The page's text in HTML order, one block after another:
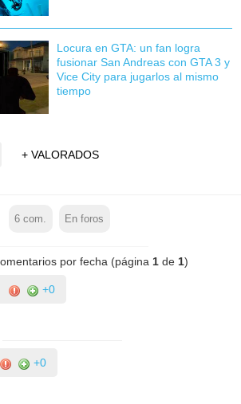
Locura en GTA: un fan logra
fusionar San Andreas con GTA 3 y
Vice City para jugarlos al mismo
tiempo
+ VALORADOS
6 com. En foros
por fecha (página 1de 1)
+0
+0